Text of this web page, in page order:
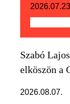
Szabó
elköszön a
2026.08.07.